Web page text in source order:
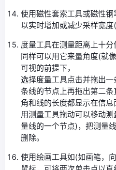
使用磁性套索工具或磁性钢
以实时增加或减少采样宽度
度量工具在测量距离上十
同样可以用它来量角度(就
可视的前提下，
选择度量工具点击并拖出
条线的节点上再拖出第二
角和线的长度都显示在信息
用测量工具拖动可以移动
量线的一个节点)，把测量
删除。
使用绘画工具如(如画笔，